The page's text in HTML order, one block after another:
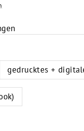
gedrucktes +